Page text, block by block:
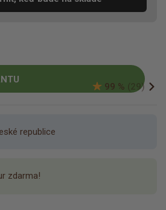
99 % (29)
republice
zdarma!